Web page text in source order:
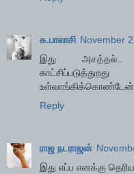
க.பாலாசி November
இது அசத்தல்..
Reply
ராஜ நடராஜன்
இது எப்ப எனக்கு